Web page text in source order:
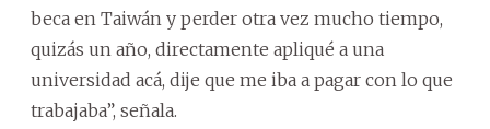
beca en Taiwán y perder otra vez mucho tiempo,
quizás un año, directamente apliqué a una
universidad acá, dije que me iba a pagar con lo que
trabajaba”, señala.